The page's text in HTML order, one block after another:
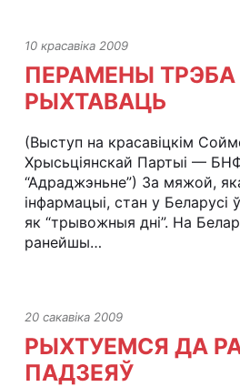
10 красавіка 2009
ПЕРАМЕНЫ ТРЭБА
РЫХТАВАЦЬ
(Выступ на красавіцкім
Хрысьціянскай Партыі —
“Адраджэньне”) За мяжой,
інфармацыі, стан у
як “трывожныя дні”. На
ранейшы…
20 сакавіка 2009
РЫХТУЕМСЯ ДА
ПАДЗЕЯЎ